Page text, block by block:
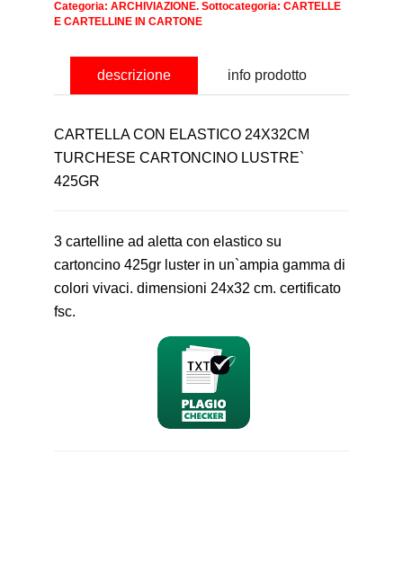
Categoria: ARCHIVIAZIONE. Sottocategoria: CARTELLE
E CARTELLINE IN CARTONE
descrizione info prodotto
CARTELLA CON ELASTICO 24X32CM
TURCHESE CARTONCINO LUSTRE`
425GR
3 cartelline ad aletta con elastico su
cartoncino 425gr luster in un`ampia gamma di
colori vivaci. dimensioni 24x32 cm. certificato
fsc.